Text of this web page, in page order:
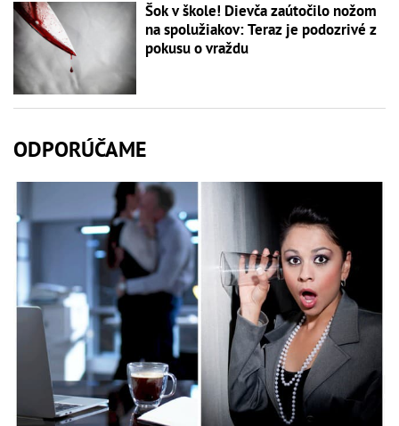
Šok v škole! Dievča zaútočilo nožom
na spolužiakov: Teraz je podozrivé z
pokusu o vraždu
ODPORÚČAME